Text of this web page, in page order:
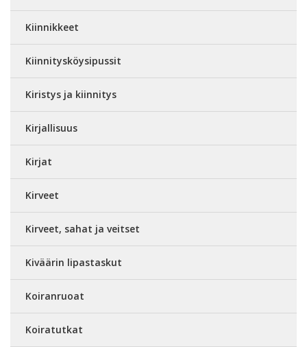
Kiinnikkeet
Kiinnitysköysipussit
Kiristys ja kiinnitys
Kirjallisuus
Kirjat
Kirveet
Kirveet, sahat ja veitset
Kiväärin lipastaskut
Koiranruoat
Koiratutkat